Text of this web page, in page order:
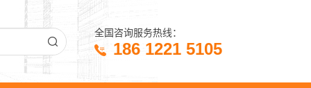
全国咨询服务热线：
186 1221 5105